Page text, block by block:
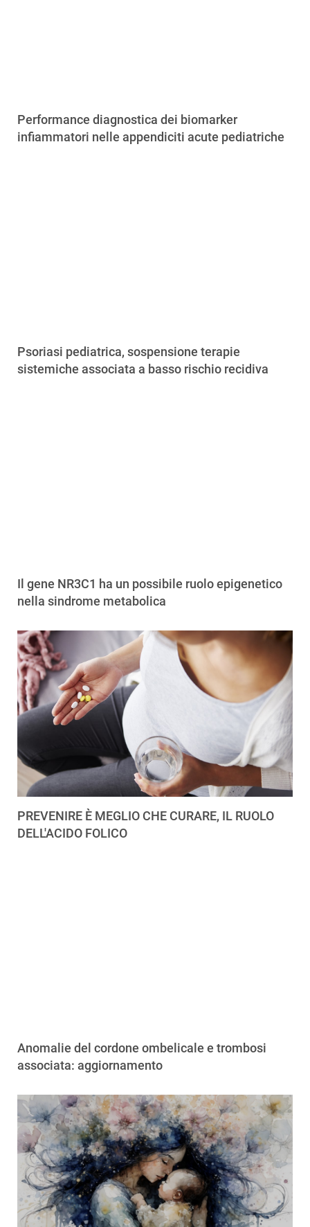
Performance diagnostica dei biomarker
infiammatori nelle appendiciti acute pediatriche
Psoriasi pediatrica, sospensione terapie
sistemiche associata a basso rischio recidiva
Il gene NR3C1 ha un possibile ruolo epigenetico
nella sindrome metabolica
PREVENIRE È MEGLIO CHE CURARE, IL RUOLO
DELL'ACIDO FOLICO
Anomalie del cordone ombelicale e trombosi
associata: aggiornamento